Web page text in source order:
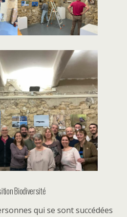
Biodiversité
qui se sont succédées